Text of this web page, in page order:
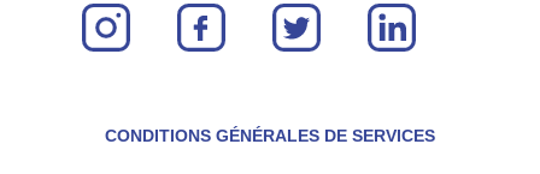
instagram facebook twitter linkin
CONDITIONS GÉNÉRALES DE SERVICES